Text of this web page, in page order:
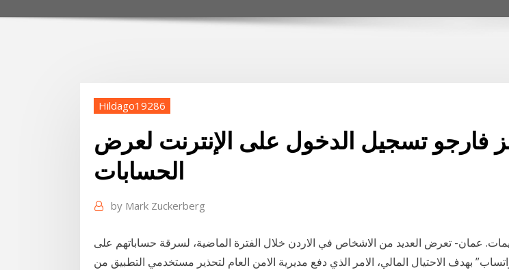
Hildago19286
فارجو تسجيل الدخول على الإنترنت لعرض
الحسابات
by Mark Zuckerberg
عمان- تعرض العديد من الاشخاص في الاردن خلال الفترة الماضية، لسرقة حساباتهم على
بهدف الاحتيال المالي، الامر الذي دفع مديرية الامن العام لتحذير مستخدمي التطبيق من